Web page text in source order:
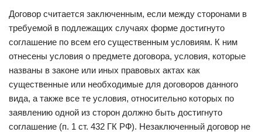
Договор считается заключенным, если между сторонами в
требуемой в подлежащих случаях форме достигнуто
соглашение по всем его существенным условиям. К ним
отнесены условия о предмете договора, условия, которые
названы в законе или иных правовых актах как
существенные или необходимые для договоров данного
вида, а также все те условия, относительно которых по
заявлению одной из сторон должно быть достигнуто
соглашение (п. 1 ст. 432 ГК РФ). Незаключенный договор не